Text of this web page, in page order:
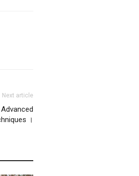
Next article
Advanced
।